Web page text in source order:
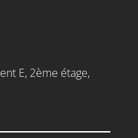
E, 2ème étage,